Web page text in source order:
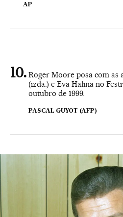
AP
Roger Moore posa com as
(izda.) e Eva Halina no
outubro de 1999.
PASCAL GUYOT (AFP)